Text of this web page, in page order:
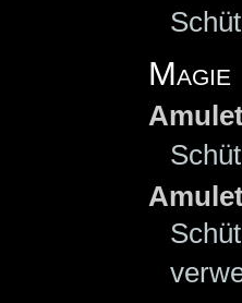
Magie